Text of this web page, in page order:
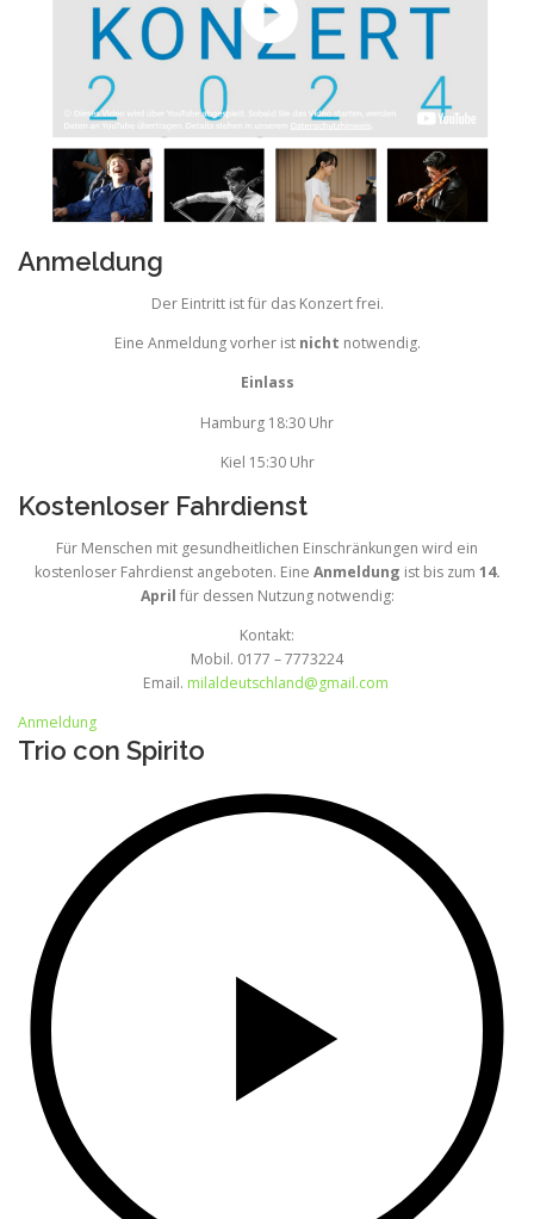
Anmeldung
Der Eintritt ist für das Konzert frei.
Eine Anmeldung vorher ist nicht notwendig.
Einlass
Hamburg 18:30 Uhr
Kiel 15:30 Uhr
Kostenloser Fahrdienst
Für Menschen mit gesundheitlichen Einschränkungen wird ein
kostenloser Fahrdienst angeboten. Eine Anmeldung ist bis zum 14.
April für dessen Nutzung notwendig:
Kontakt:
Mobil. 0177 – 7773224
Email. milaldeutschland@gmail.com
Anmeldung
Trio con Spirito